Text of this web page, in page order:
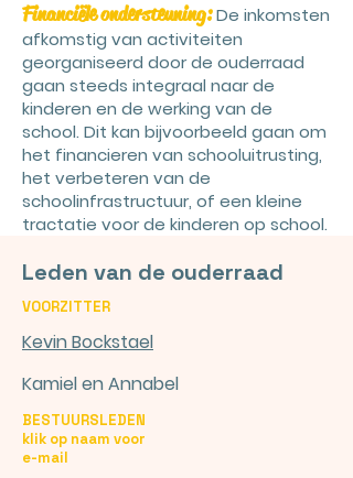
Financiële ondersteuning:De inkomsten
afkomstig van activiteiten
georganiseerd door de ouderraad
gaan steeds integraal naar de
kinderen en de werking van de
school. Dit kan bijvoorbeeld gaan om
het financieren van schooluitrusting,
het verbeteren van de
schoolinfrastructuur, of een kleine
tractatie voor de kinderen op school.
Leden van de ouderraad
VOORZITTER
Kevin Bockstael
Kamiel en Annabel
BESTUURSLEDEN
klik op naam voor
e-mail